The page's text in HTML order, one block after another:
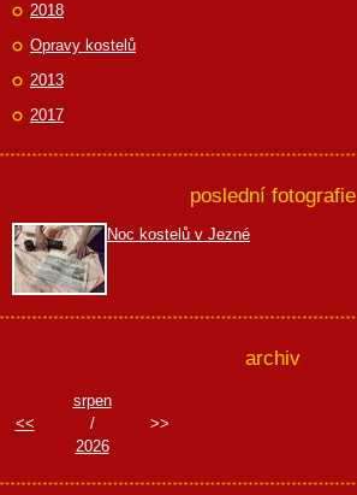
2018
Opravy kostelů
2013
2017
poslední fotografie
Noc kostelů v Jezné
archiv
<<
srpen
/
2026
>>